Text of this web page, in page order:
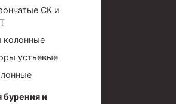
высокого давления
СК и
колонные
устьевые
бурения и